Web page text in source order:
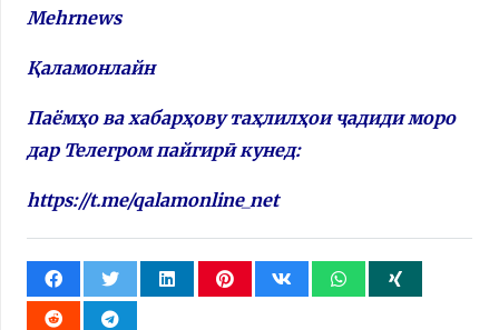
Mehrnews
Қаламонлайн
Паёмҳо ва хабарҳову таҳлилҳои ҷадиди моро
дар Телегром пайгирӣ кунед:
https://t.me/qalamonline_net